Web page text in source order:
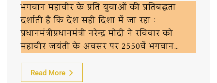
भगवान महावीर के प्रति युवाओं की प्रतिबद्धता
दर्शाती है कि देश सही दिशा में जा रहा :
प्रधानमंत्रीप्रधानमंत्री नरेन्द्र मोदी ने रविवार को
महावीर जयंती के अवसर पर 2550वें भगवान…
Read More